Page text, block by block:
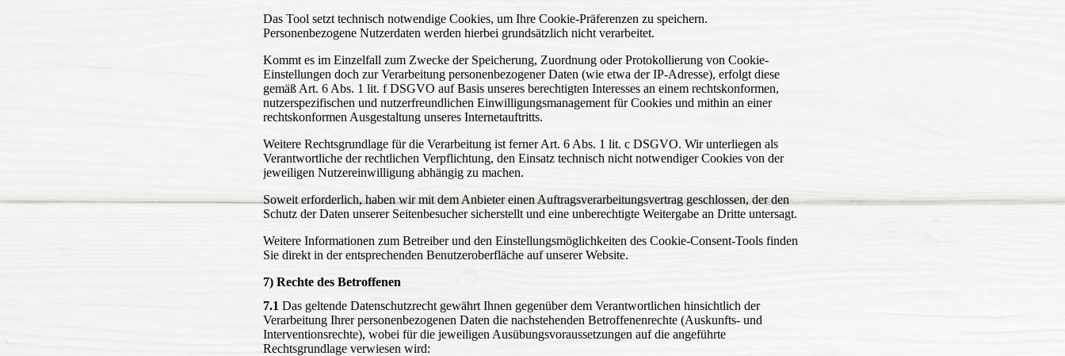
Das Tool setzt technisch notwendige Cookies, um Ihre Cookie-Präferenzen zu speichern.
Personenbezogene Nutzerdaten werden hierbei grundsätzlich nicht verarbeitet.
Kommt es im Einzelfall zum Zwecke der Speicherung, Zuordnung oder Protokollierung von Cookie-
Einstellungen doch zur Verarbeitung personenbezogener Daten (wie etwa der IP-Adresse), erfolgt diese
gemäß Art. 6 Abs. 1 lit. f DSGVO auf Basis unseres berechtigten Interesses an einem rechtskonformen,
nutzerspezifischen und nutzerfreundlichen Einwilligungsmanagement für Cookies und mithin an einer
rechtskonformen Ausgestaltung unseres Internetauftritts.
Weitere Rechtsgrundlage für die Verarbeitung ist ferner Art. 6 Abs. 1 lit. c DSGVO. Wir unterliegen als
Verantwortliche der rechtlichen Verpflichtung, den Einsatz technisch nicht notwendiger Cookies von der
jeweiligen Nutzereinwilligung abhängig zu machen.
Soweit erforderlich, haben wir mit dem Anbieter einen Auftragsverarbeitungsvertrag geschlossen, der den
Schutz der Daten unserer Seitenbesucher sicherstellt und eine unberechtigte Weitergabe an Dritte untersagt.
Weitere Informationen zum Betreiber und den Einstellungsmöglichkeiten des Cookie-Consent-Tools finden
Sie direkt in der entsprechenden Benutzeroberfläche auf unserer Website.
7) Rechte des Betroffenen
7.1 Das geltende Datenschutzrecht gewährt Ihnen gegenüber dem Verantwortlichen hinsichtlich der
Verarbeitung Ihrer personenbezogenen Daten die nachstehenden Betroffenenrechte (Auskunfts- und
Interventionsrechte), wobei für die jeweiligen Ausübungsvoraussetzungen auf die angeführte
Rechtsgrundlage verwiesen wird: